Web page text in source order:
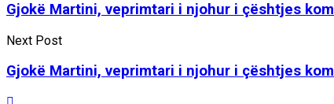
Gjokë Martini, veprimtari i njohur i çështjes
Next Post
Gjokë Martini, veprimtari i njohur i çështjes